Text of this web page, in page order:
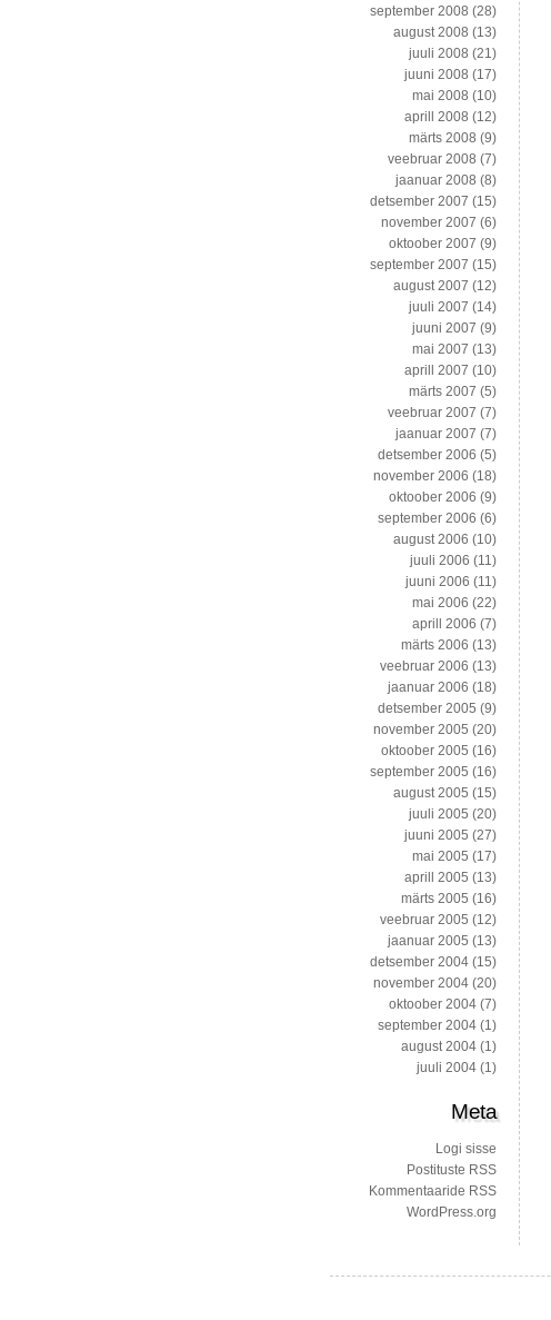
september 2008 (28)
august 2008 (13)
juuli 2008 (21)
juuni 2008 (17)
mai 2008 (10)
aprill 2008 (12)
märts 2008 (9)
veebruar 2008 (7)
jaanuar 2008 (8)
detsember 2007 (15)
november 2007 (6)
oktoober 2007 (9)
september 2007 (15)
august 2007 (12)
juuli 2007 (14)
juuni 2007 (9)
mai 2007 (13)
aprill 2007 (10)
märts 2007 (5)
veebruar 2007 (7)
jaanuar 2007 (7)
detsember 2006 (5)
november 2006 (18)
oktoober 2006 (9)
september 2006 (6)
august 2006 (10)
juuli 2006 (11)
juuni 2006 (11)
mai 2006 (22)
aprill 2006 (7)
märts 2006 (13)
veebruar 2006 (13)
jaanuar 2006 (18)
detsember 2005 (9)
november 2005 (20)
oktoober 2005 (16)
september 2005 (16)
august 2005 (15)
juuli 2005 (20)
juuni 2005 (27)
mai 2005 (17)
aprill 2005 (13)
märts 2005 (16)
veebruar 2005 (12)
jaanuar 2005 (13)
detsember 2004 (15)
november 2004 (20)
oktoober 2004 (7)
september 2004 (1)
august 2004 (1)
juuli 2004 (1)
Meta
Logi sisse
Postituste RSS
Kommentaaride RSS
WordPress.org